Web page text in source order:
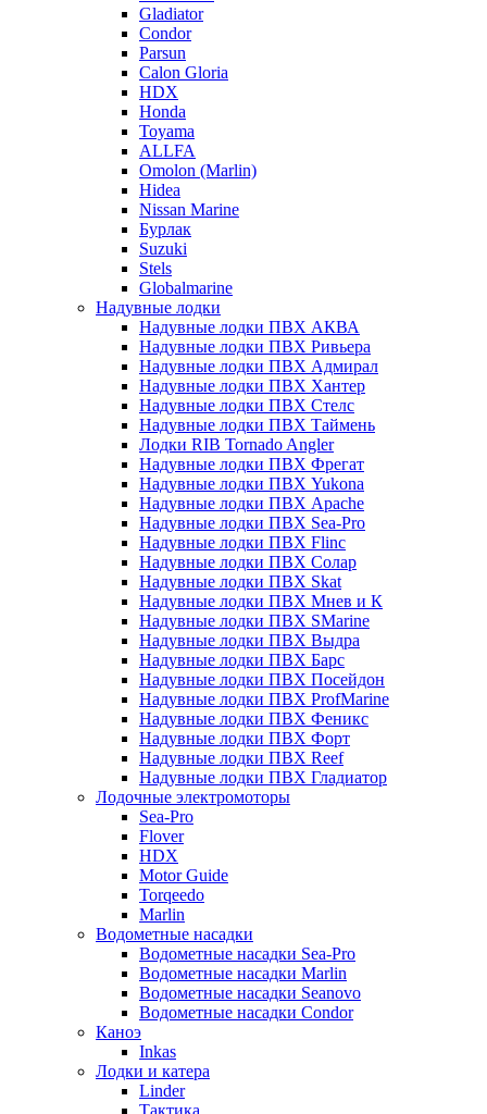
Gladiator
Condor
Parsun
Calon Gloria
HDX
Honda
Toyama
ALLFA
Omolon (Marlin)
Hidea
Nissan Marine
Бурлак
Suzuki
Stels
Globalmarine
Надувные лодки
Надувные лодки ПВХ АКВА
Надувные лодки ПВХ Ривьера
Надувные лодки ПВХ Адмирал
Надувные лодки ПВХ Хантер
Надувные лодки ПВХ Стелс
Надувные лодки ПВХ Таймень
Лодки RIB Tornado Angler
Надувные лодки ПВХ Фрегат
Надувные лодки ПВХ Yukona
Надувные лодки ПВХ Apache
Надувные лодки ПВХ Sea-Pro
Надувные лодки ПВХ Flinc
Надувные лодки ПВХ Солар
Надувные лодки ПВХ Skat
Надувные лодки ПВХ Мнев и К
Надувные лодки ПВХ SMarine
Надувные лодки ПВХ Выдра
Надувные лодки ПВХ Барс
Надувные лодки ПВХ Посейдон
Надувные лодки ПВХ ProfMarine
Надувные лодки ПВХ Феникс
Надувные лодки ПВХ Форт
Надувные лодки ПВХ Reef
Надувные лодки ПВХ Гладиатор
Лодочные электромоторы
Sea-Pro
Flover
HDX
Motor Guide
Torqeedo
Marlin
Водометные насадки
Водометные насадки Sea-Pro
Водометные насадки Marlin
Водометные насадки Seanovo
Водометные насадки Condor
Каноэ
Inkas
Лодки и катера
Linder
Тактика